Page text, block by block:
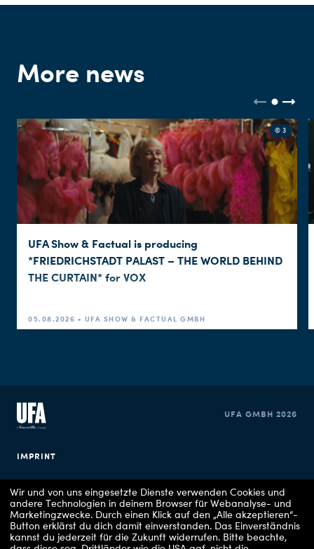
More news
© 3
UFA Show & Factual is producing
*FRIEDRICHSTADT PALAST – THE WORLD BEHIND
THE CURTAIN* for VOX
05.08.2026 • UFA SHOW & FACTUAL GMBH
IMPRINT
COOKIE CONSENT
UFA GMBH 2026
Wir und von uns eingesetzte Dienste verwenden Cookies und
andere Technologien in deinem Browser für Webanalyse- und
Marketingzwecke. Durch einen Klick auf den „Alle akzeptieren“-
Button erklärst du dich damit einverstanden. Das Einverständnis
kannst du jederzeit für die Zukunft widerrufen. Bitte beachte,